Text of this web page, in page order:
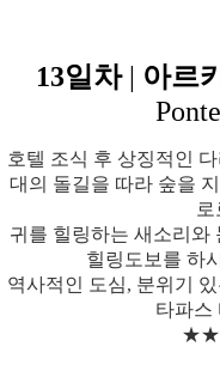
13일차 | 아르
호텔 조식 후 상징적인
대의 돌길을 따라 숲을
귀를 힐링하는 새소리와
힐링도보를 하
역사적인 도심, 분위기
타파스